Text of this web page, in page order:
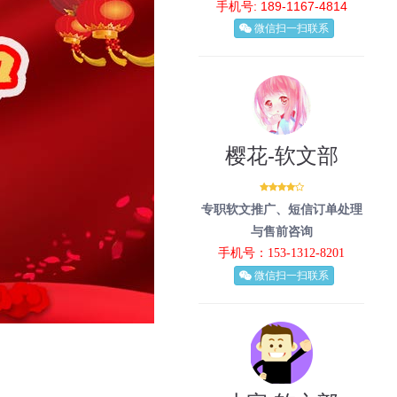
手机号: 189-1167-4814
微信扫一扫联系
樱花-软文部
专职软文推广、短信订单处理
与售前咨询
手机号：153-1312-8201
微信扫一扫联系